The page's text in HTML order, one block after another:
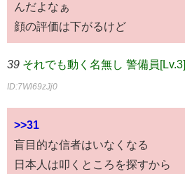
んだよなぁ
顔の評価は下がるけど
39 それでも動く名無し 警備員[Lv.3]
ID:7Wl69zJj0
>>31
盲目的な信者はいなくなる
日本人は叩くところを探すから